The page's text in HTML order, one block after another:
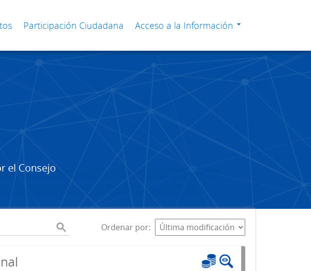
Participación Ciudadana Acceso a la Información
el Consejo
Ordenar por